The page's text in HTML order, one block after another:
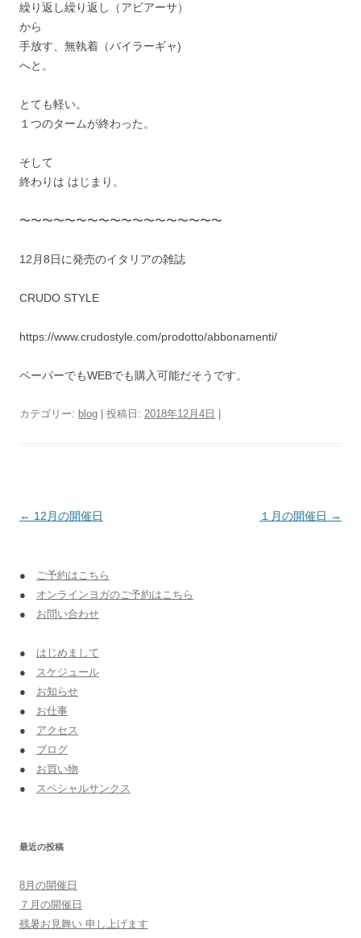
繰り返し繰り返し（アビアーサ）
から
手放す、無執着（バイラーギャ)
へと。
とても軽い。
１つのタームが終わった。
そして
終わりは はじまり。
〜〜〜〜〜〜〜〜〜〜〜〜〜〜〜〜〜〜
12月8日に発売のイタリアの雑誌
CRUDO STYLE
https://www.crudostyle.com/prodotto/abbonamenti/
ペーパーでもWEBでも購入可能だそうです。
カテゴリー: blog | 投稿日: 2018年12月4日
投稿ナビゲーション
← 12月の開催日 １月の開催日 →
● ご予約はこちら
● オンラインヨガのご予約はこちら
● お問い合わせ
● はじめまして
● スケジュール
● お知らせ
● お仕事
● アクセス
● ブログ
● お買い物
● スペシャルサンクス
最近の投稿
8月の開催日
７月の開催日
残暑お見舞い 申し上げます